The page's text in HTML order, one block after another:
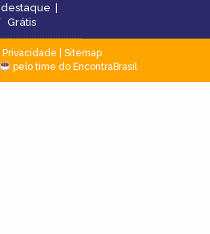
destaque |
Grátis
Privacidade
Sitemap
pelo time do EncontraBrasil